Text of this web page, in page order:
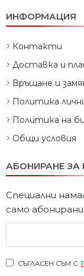
ИНФОРМАЦИЯ
Контакти
Доставка и
Връщане и
Политика
Политика на
Общи условия
АБОНИРАНЕ ЗА
Специални
само
СЪГЛАСЕН СЪМ С